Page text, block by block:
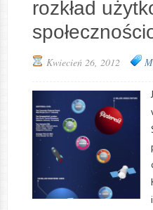
rozkład
Kwiecień 26, 2012